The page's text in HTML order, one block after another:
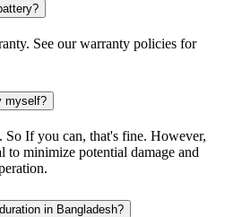
See our warranty policies for
myself?
So If you can, that's fine. However,
to minimize potential damage and
in Bangladesh?